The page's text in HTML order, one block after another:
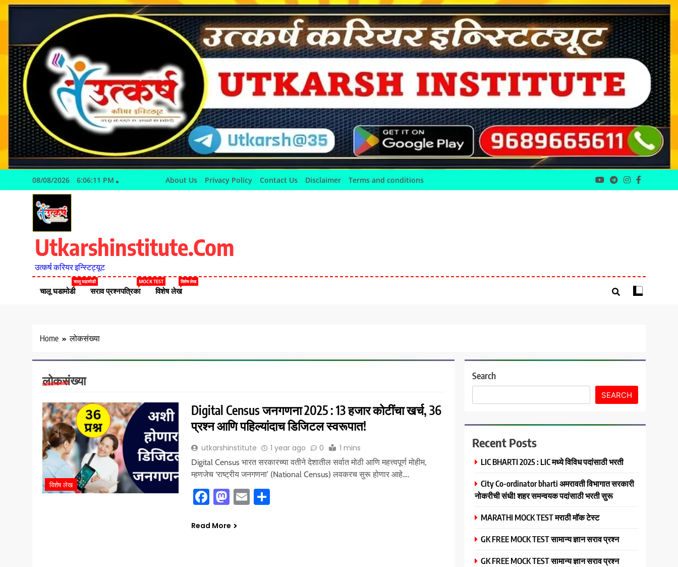
Skip
08/08/2026 6:06:12 PM About Us Privacy Policy Contact Us Disclaimer Terms and conditions
Utkarshinstitute.com
उत्कर्ष करियर इन्स्टिट्यूट
चालू घडामोडी
चालू घडामोडी
सराव प्रश्नपत्रिका
MOCK TEST
विशेष लेख
विशेष लेख
Home लोकसंख्या
लोकसंख्या
विशेष लेख
Digital Census जनगणना 2025 : 13 हजार कोटींचा खर्च, 36
प्रश्न आणि पहिल्यांदाच डिजिटल स्वरूपात!
utkarshinstitute 1 year ago 0 1 mins
Digital Census भारत सरकारच्या वतीने देशातील सर्वात मोठी आणि महत्त्वपूर्ण मोहीम,
म्हणजेच ‘राष्ट्रीय जनगणना’ (National Census) लवकरच सुरू होणार आहे….
Facebook
Mastodon
Email
Read More
Search
SEARCH
Recent Posts
LIC BHARTI 2025 : LIC मध्ये विविध पदांसाठी भरती
City Co-ordinator bharti अमरावती विभागात सरकारी
नोकरीची संधी! शहर समन्वयक पदांसाठी भरती सुरू
MARATHI MOCK TEST मराठी मॉक टेस्ट
GK FREE MOCK TEST सामान्य ज्ञान सराव प्रश्न
GK FREE MOCK TEST सामान्य ज्ञान सराव प्रश्न